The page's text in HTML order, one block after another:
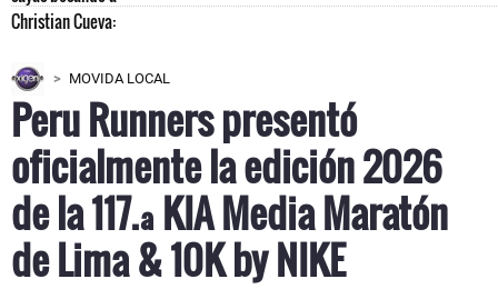
MOVIDA LOCAL
Peru Runners presentó
oficialmente la edición 2026
de la 117.ª KIA Media Maratón
de Lima & 10K by NIKE